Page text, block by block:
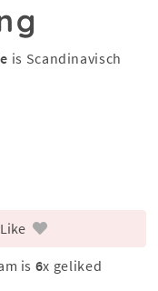
is Scandinavisch
Like
is 6x geliked